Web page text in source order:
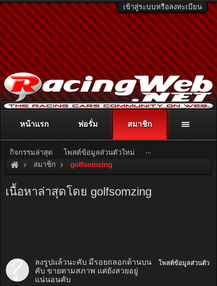
เข้าสู่ระบบหรือลงทะเบียน
ติดต่อลงโฆษณา racingweb@gmail.comหรือโทร. 081-811-1138
หรืออ่านรายละเอียดเพิ่มเติม คลิกที่นี่
สมาชิก golfsomzing
เนื้อหาล่าสุดโดย golfsomzing
โพสต์ข้อมูลส่วนตัว
ลงรูปแล้วนะคับ มีรอยถลอกด้านบน
คับ ขายตามสภาพ แต่ยังสวยอยู่
แน่นอนคับ
หน้าแรก ฟอรั่ม สมาชิก
กิจกรรมล่าสุด โพสต์ข้อมูลส่วนตัวใหม่ ...